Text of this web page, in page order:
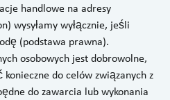
handlowe na adresy
wysyłamy wyłącznie, jeśli
(podstawa prawna).
osobowych jest dobrowolne,
do celów związanych z
do zawarcia lub wykonania